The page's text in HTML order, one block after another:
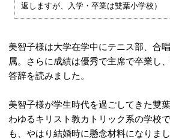
返しますが、入学・卒業は雙葉小学校）
美智子様は大学在学中にテニス部、合
属。さらに成績は優秀で主席で卒業し
答辞を読みました。
美智子様が学生時代を過ごしてきた雙
わゆるキリスト教カトリック系の学校
も、やはり結婚時に懸念材料になりまし